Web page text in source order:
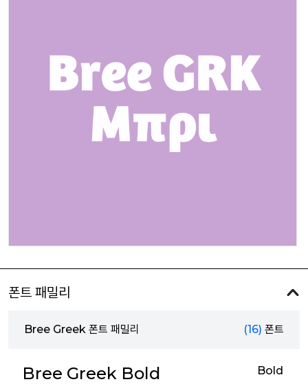
폰트 패밀리
Bree Greek 폰트 패밀리 (16) 폰트
Bree Greek Bold Bold